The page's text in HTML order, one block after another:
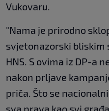
Vukovaru.
"Nama je prirodno
svjetonazorski bliskim
HNS. S ovima iz DP-a
nakon prljave
priča. Što se
sva prava kao svi